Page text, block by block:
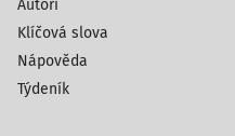
Autoři
Klíčová slova
Nápověda
Týdeník